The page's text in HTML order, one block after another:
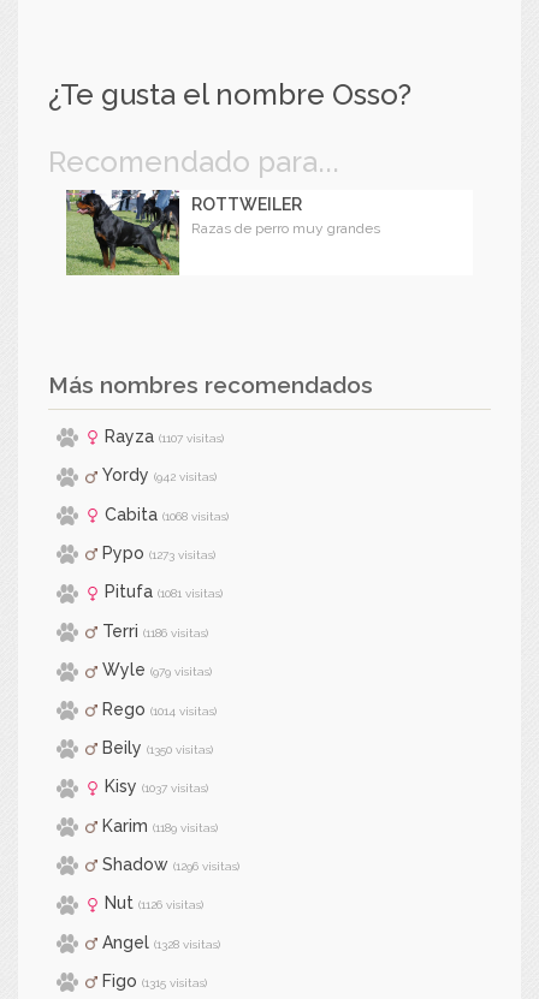
¿Te gusta el nombre Osso?
Recomendado para...
ROTTWEILER
Razas de perro muy grandes
Más nombres recomendados
Rayza (1107 visitas)
Yordy (942 visitas)
Cabita (1068 visitas)
Pypo (1273 visitas)
Pitufa (1081 visitas)
Terri (1186 visitas)
Wyle (979 visitas)
Rego (1014 visitas)
Beily (1350 visitas)
Kisy (1037 visitas)
Karim (1189 visitas)
Shadow (1296 visitas)
Nut (1126 visitas)
Angel (1328 visitas)
Figo (1315 visitas)